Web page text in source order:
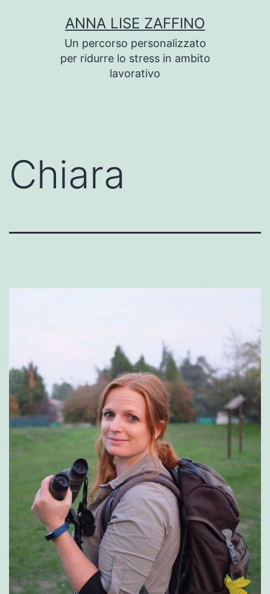
ANNA LISE ZAFFINO
Un percorso personalizzato
per ridurre lo stress in ambito
lavorativo
Chiara